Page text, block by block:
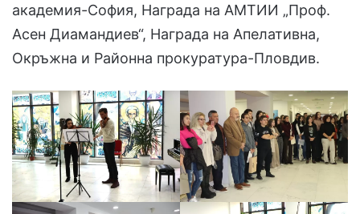
академия-София, Награда на АМТИИ „Проф.
Асен Диамандиев“, Награда на Апелативна,
Окръжна и Районна прокуратура-Пловдив.